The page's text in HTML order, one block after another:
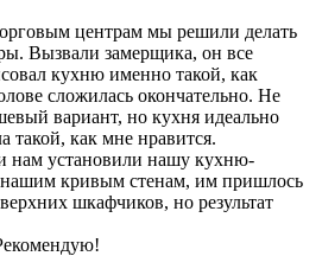
центрам мы решили делать
Вызвали замерщика, он все
кухню именно такой, как
сложилась окончательно. Не
вариант, но кухня идеально
такой, как мне нравится.
нам установили нашу кухню-
нашим кривым стенам, им пришлось
шкафчиков, но результат